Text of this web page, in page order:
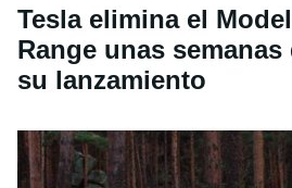
Tesla elimina el
Range unas
su lanzamiento